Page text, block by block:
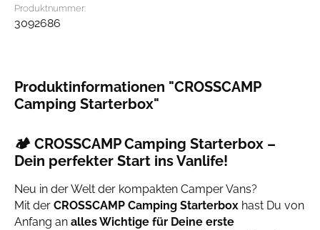
Produktnummer:
3092686
Produktinformationen "CROSSCAMP
Camping Starterbox"
🏕️ CROSSCAMP Camping Starterbox –
Dein perfekter Start ins Vanlife!
Neu in der Welt der kompakten Camper Vans?
Mit der CROSSCAMP Camping Starterbox hast Du von
Anfang an alles Wichtige für Deine erste